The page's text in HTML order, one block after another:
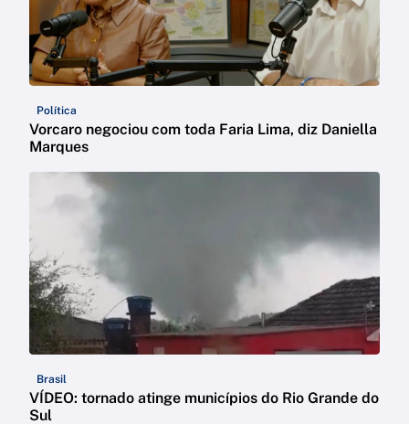
Política
Vorcaro negociou com toda Faria Lima, diz Daniella
Marques
Brasil
VÍDEO: tornado atinge municípios do Rio Grande do
Sul